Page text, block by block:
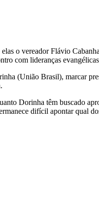
o vereador Flávio
com lideranças
(União Brasil), marcar
Dorinha têm buscado
difícil apontar qual